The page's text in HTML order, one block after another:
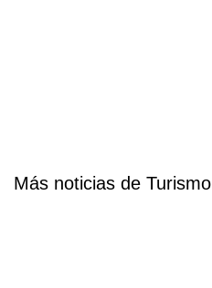
Más noticias de Turismo